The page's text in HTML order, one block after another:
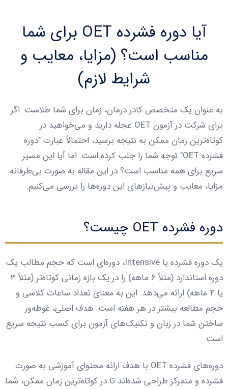
آیا دوره فشرده OET برای شما
مناسب است؟ (مزایا، معایب و
شرایط لازم)
به عنوان یک متخصص کادر درمان، زمان برای شما طلاست. اگر
برای شرکت در آزمون OET عجله دارید و می‌خواهید در
کوتاه‌ترین زمان ممکن به نتیجه برسید، احتمالاً عبارت "دوره
فشرده OET" توجه شما را جلب کرده است. اما آیا این مسیر
سریع برای همه مناسب است؟ در این مقاله به صورت بی‌طرفانه
مزایا، معایب و پیش‌نیازهای این دوره‌ها را بررسی می‌کنیم.
دوره فشرده OET چیست؟
یک دوره فشرده یا Intensive، دوره‌ای است که حجم مطالب یک
دوره استاندارد (مثلاً ۶ ماهه) را در یک بازه زمانی کوتاه‌تر (مثلاً ۳
یا ۴ ماهه) ارائه می‌دهد. این به معنای تعداد ساعات کلاسی و
حجم مطالعه بیشتر در هر هفته است. هدف اصلی، غوطه‌ور
ساختن شما در زبان و تکنیک‌های آزمون برای کسب نتیجه سریع
است.
دوره‌های فشرده OET با هدف ارائه محتوای آموزشی به صورت
فشرده و متمرکز طراحی شده‌اند تا در کوتاه‌ترین زمان ممکن، شما